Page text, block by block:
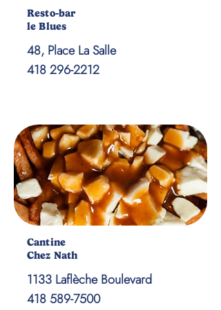
Resto-bar
le Blues
48, Place La Salle
418 296-2212
Cantine
Chez Nath
1133 Laflèche Boulevard
418 589-7500